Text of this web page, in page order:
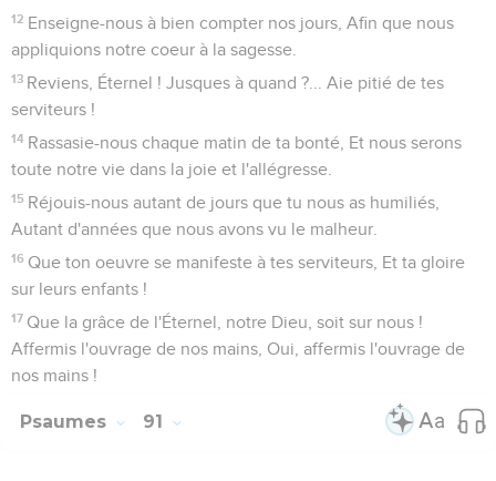
12 Enseigne-nous à bien compter nos jours, Afin que nous
appliquions notre coeur à la sagesse.
13 Reviens, Éternel ! Jusques à quand ?... Aie pitié de tes
serviteurs !
14 Rassasie-nous chaque matin de ta bonté, Et nous serons
toute notre vie dans la joie et l'allégresse.
15 Réjouis-nous autant de jours que tu nous as humiliés,
Autant d'années que nous avons vu le malheur.
16 Que ton oeuvre se manifeste à tes serviteurs, Et ta gloire
sur leurs enfants !
17 Que la grâce de l'Éternel, notre Dieu, soit sur nous !
Affermis l'ouvrage de nos mains, Oui, affermis l'ouvrage de
nos mains !
Psaumes 91